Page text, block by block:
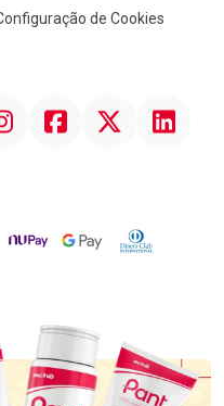
de Cookies
Facebook Linkedin
NuPay Google PayDiners Club